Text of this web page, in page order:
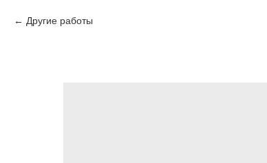
Другие работы